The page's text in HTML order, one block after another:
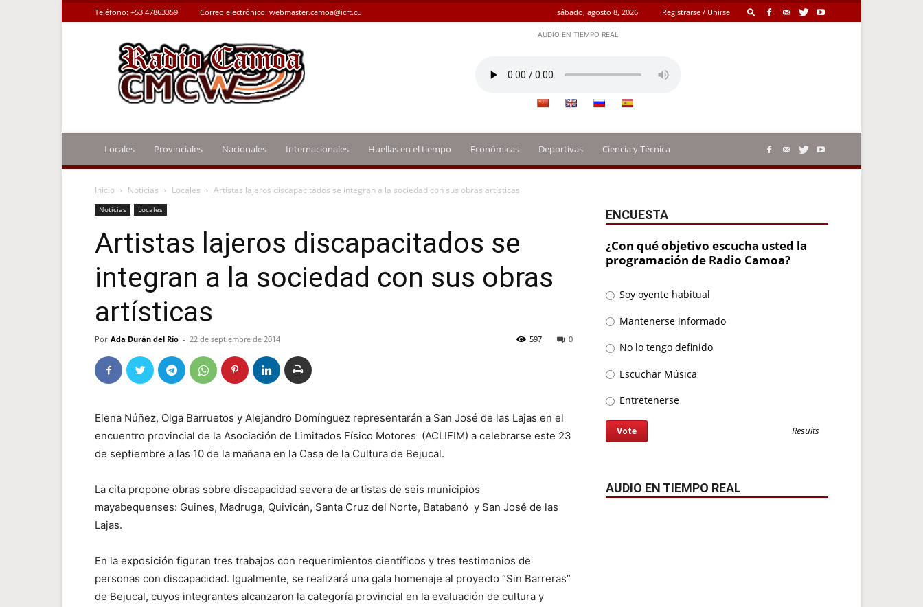
sábado, agosto 8, 2026 Registrarse / Unirse
Teléfono: +53 47863359 Correo electrónico: webmaster.camoa@icrt.cu
Radio
Camoa
AUDIO EN TIEMPO REAL
Locales Provinciales Nacionales Internacionales Huellas en el tiempo Económicas Deportivas Ciencia y Técnica
Inicio Noticias Locales Artistas lajeros discapacitados se integran a la sociedad con sus obras artísticas
Noticias Locales
Artistas lajeros discapacitados se
integran a la sociedad con sus obras
artísticas
Por Ada Durán del Río - 22 de septiembre de 2014 0
597
Elena Núñez, Olga Barruetos y Alejandro Domínguez representarán a San José de las Lajas en el
encuentro provincial de la Asociación de Limitados Físico Motores (ACLIFIM) a celebrarse este 23
de septiembre a las 10 de la mañana en la Casa de la Cultura de Bejucal.
La cita propone obras sobre discapacidad severa de artistas de seis municipios
mayabequenses: Guines, Madruga, Quivicán, Santa Cruz del Norte, Batabanó y San José de las
Lajas.
En la exposición figuran tres trabajos con requerimientos científicos y tres testimonios de
personas con discapacidad. Igualmente, se realizará una gala homenaje al proyecto “Sin Barreras”
de Bejucal, cuyos integrantes alcanzaron la categoría provincial en la evaluación de cultura y
ENCUESTA
¿Con qué objetivo escucha usted la
programación de Radio Camoa?
Soy oyente habitual
Mantenerse informado
No lo tengo definido
Escuchar Música
Entretenerse
Results
AUDIO EN TIEMPO REAL